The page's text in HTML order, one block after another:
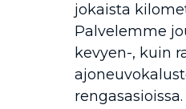
jokaista
Palvelemme
kevyen-, kuin
rengasasioissa.